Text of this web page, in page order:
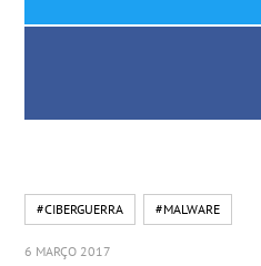
#CIBERGUERRA #MALWARE
6 MARÇO 2017